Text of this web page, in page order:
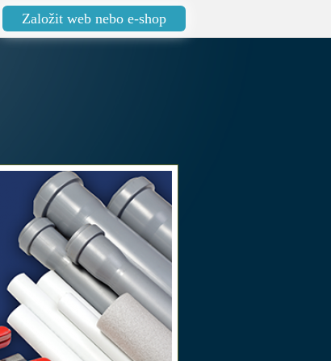
Založit web nebo e-shop